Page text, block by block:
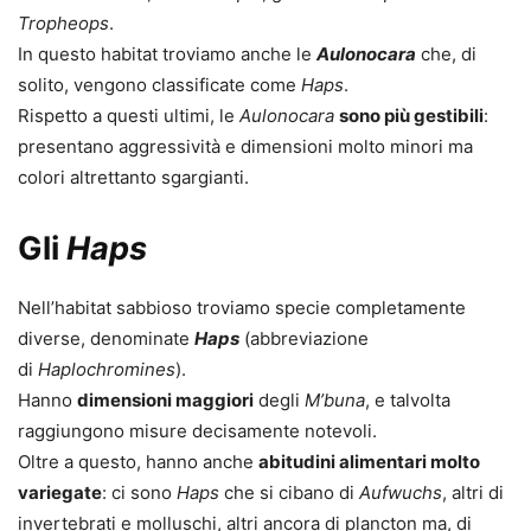
Tropheops.
In questo habitat troviamo anche le Aulonocara che, di
solito, vengono classificate come Haps.
Rispetto a questi ultimi, le Aulonocara sono più gestibili:
presentano aggressività e dimensioni molto minori ma
colori altrettanto sgargianti.
Gli Haps
Nell’habitat sabbioso troviamo specie completamente
diverse, denominate Haps (abbreviazione
di Haplochromines).
Hanno dimensioni maggiori degli M’buna, e talvolta
raggiungono misure decisamente notevoli.
Oltre a questo, hanno anche abitudini alimentari molto
variegate: ci sono Haps che si cibano di Aufwuchs, altri di
invertebrati e molluschi, altri ancora di plancton ma, di